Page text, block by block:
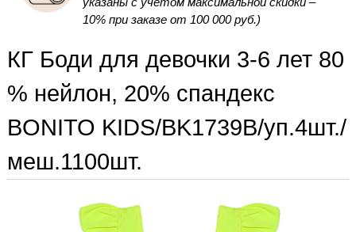
10% при заказе от 100 000 руб.)
КГ Боди для девочки 3-6 лет 80
% нейлон, 20% спандекс
BONITO KIDS/BK1739B/уп.4шт./
меш.1100шт.